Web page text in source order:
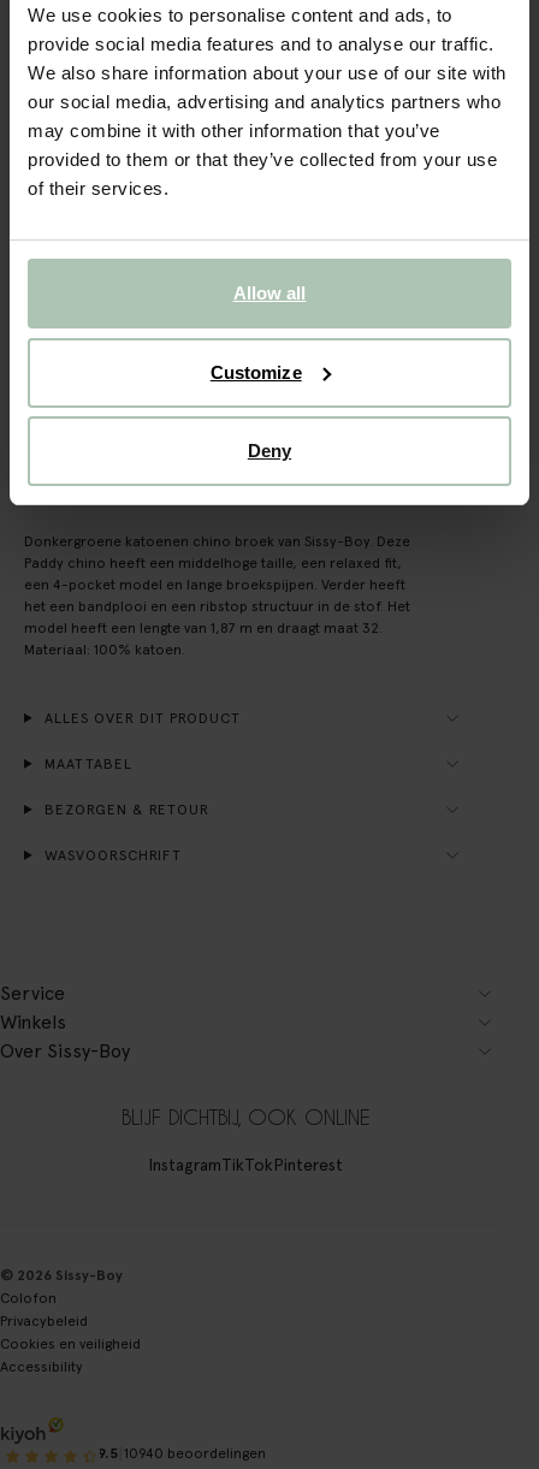
We use cookies to personalise content and ads, to
provide social media features and to analyse our traffic.
We also share information about your use of our site with
our social media, advertising and analytics partners who
may combine it with other information that you’ve
provided to them or that they’ve collected from your use
of their services.
Allow all
Customize
Deny
Kies jouw maat
29 30 31 32 33 34
36
BEKIJK WINKELVOORRAAD
Donkergroene katoenen chino broek van Sissy-Boy. Deze
Paddy chino heeft een middelhoge taille, een relaxed fit,
een 4-pocket model en lange broekspijpen. Verder heeft
het een bandplooi en een ribstop structuur in de stof. Het
model heeft een lengte van 1,87 m en draagt maat 32.
Materiaal: 100% katoen.
ALLES OVER DIT PRODUCT
MAATTABEL
BEZORGEN & RETOUR
WASVOORSCHRIFT
Service
Winkels
Over Sissy-Boy
BLIJF DICHTBIJ, OOK ONLINE
InstagramTikTokPinterest
© 2026 Sissy-Boy
Colofon
Privacybeleid
Cookies en veiligheid
Accessibility
9.5 10940 beoordelingen